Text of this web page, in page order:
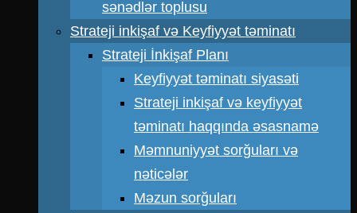
sənədlər toplusu
Strateji inkişaf və Keyfiyyət təminatı
Strateji İnkişaf Planı
Keyfiyyət təminatı siyasəti
Strateji inkişaf və keyfiyyət
təminatı haqqında əsasnamə
Məmnuniyyət sorğuları və
nəticələr
Məzun sorğuları